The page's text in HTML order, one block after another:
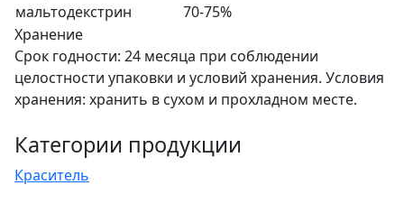
мальтодекстрин
70-75%
Хранение
Срок годности: 24 месяца при соблюдении
целостности упаковки и условий хранения. Условия
хранения: хранить в сухом и прохладном месте.
Категории продукции
Краситель